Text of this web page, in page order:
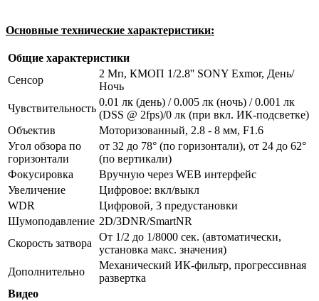
Основные технические характеристики:
Общие характеристики
Сенсор
2 Мп, КМОП 1/2.8'' SONY Exmor, День/
Ночь
Чувствительность
0.01 лк (день) / 0.005 лк (ночь) / 0.001 лк
(DSS @ 2fps)/0 лк (при вкл. ИК-подсветке)
Объектив
Моторизованный, 2.8 - 8 мм, F1.6
Угол обзора по
горизонтали
от 32 до 78° (по горизонтали), от 24 до 62°
(по вертикали)
Фокусировка
Вручную через WEB интерфейс
Увеличение
Цифровое: вкл/выкл
WDR
Цифровой, 3 предустановки
Шумоподавление 2D/3DNR/SmartNR
Скорость затвора
От 1/2 до 1/8000 сек. (автоматически,
установка макс. значения)
Дополнительно
Механический ИК-фильтр, прогрессивная
развертка
Видео